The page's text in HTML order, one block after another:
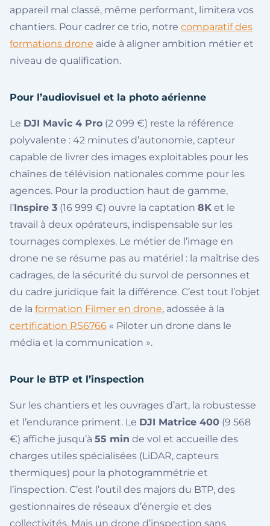
appareil mal classé, même performant, limitera vos
chantiers. Pour cadrer ce trio, notre comparatif des
formations drone aide à aligner ambition métier et
niveau de qualification.
Pour l’audiovisuel et la photo aérienne
Le DJI Mavic 4 Pro (2 099 €) reste la référence
polyvalente : 42 minutes d’autonomie, capteur
capable de livrer des images exploitables pour les
chaînes de télévision nationales comme pour les
agences. Pour la production haut de gamme,
l’Inspire 3 (16 999 €) ouvre la captation 8K et le
travail à deux opérateurs, indispensable sur les
tournages complexes. Le métier de l’image en
drone ne se résume pas au matériel : la maîtrise des
cadrages, de la sécurité du survol de personnes et
du cadre juridique fait la différence. C’est tout l’objet
de la formation Filmer en drone, adossée à la
certification RS6766 « Piloter un drone dans le
média et la communication ».
Pour le BTP et l’inspection
Sur les chantiers et les ouvrages d’art, la robustesse
et l’endurance priment. Le DJI Matrice 400 (9 568
€) affiche jusqu’à 55 min de vol et accueille des
charges utiles spécialisées (LiDAR, capteurs
thermiques) pour la photogrammétrie et
l’inspection. C’est l’outil des majors du BTP, des
gestionnaires de réseaux d’énergie et des
collectivités. Mais un drone d’inspection sans